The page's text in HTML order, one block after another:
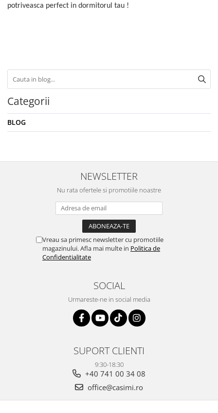
potriveasca perfect in dormitorul tau !
Categorii
BLOG
NEWSLETTER
Nu rata ofertele si promotiile noastre
Vreau sa primesc newsletter cu promotiile
magazinului. Afla mai multe in Politica de
Confidentialitate
SOCIAL
Urmareste-ne in social media
SUPORT CLIENTI
9:30-18:30
+40 741 00 34 08
office@casimi.ro